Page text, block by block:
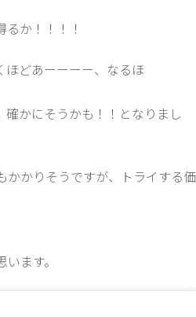
るか！！！！
ほどあーーーー、なるほ
確かにそうかも！！となりまし
かかりそうですが、トライする価
ます。